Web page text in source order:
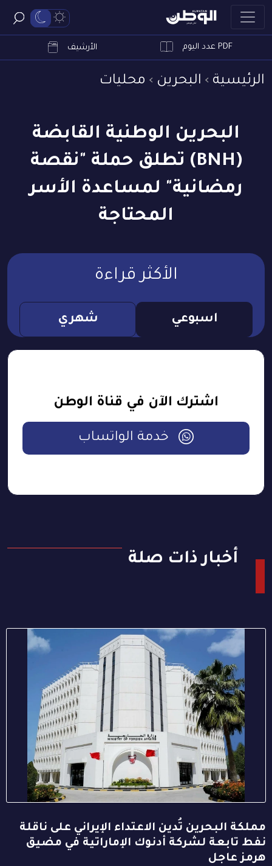
PDF عدد اليوم الأرشيف
الرئيسية البحرين محليات
البحرين الوطنية القابضة
(BNH) تطلق حملة "نقصة
رمضانية" لمساعدة الأسر
المحتاجة
الأكثر قراءة
اسبوعي شهري
اشترك الآن في قناة الوطن
خدمة الواتساب
أخبار ذات صلة
مملكة البحرين تُدين الاعتداء الإيراني على ناقلة
نفط تابعة لشركة أدنوك الإماراتية في مضيق
هرمز عاجل